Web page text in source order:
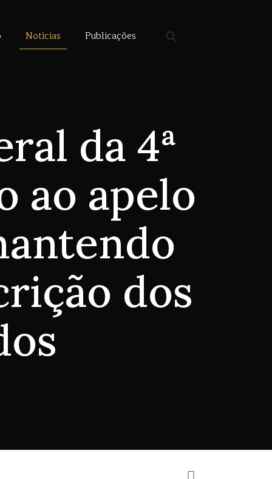
Notícias Publicações
da 4ª
ao apelo
dos